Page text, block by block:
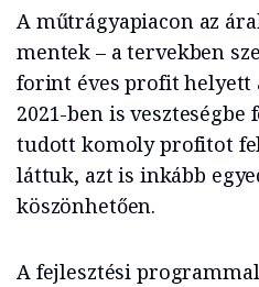
A műtrágyapiacon az
mentek – a tervekben
forint éves profit helyett
2021-ben is
tudott komoly profitot
láttuk, azt is inkább
köszönhetően.
A fejlesztési